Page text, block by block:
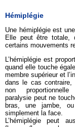
Hémiplégie
Une hémiplégie est
Elle peut être totale,
certains mouvements
L’hémiplégie est
quand elle touche
membre supérieur et
dans le cas contraire,
non
paralysie peut ne
bras, une jambe,
simplement la face.
L’hémiplégie peut